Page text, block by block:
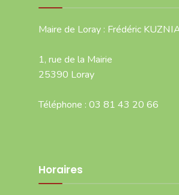
Maire de Loray : Frédéric
1, rue de la Mairie
25390 Loray
Téléphone : 03 81 43 20 66
Horaires